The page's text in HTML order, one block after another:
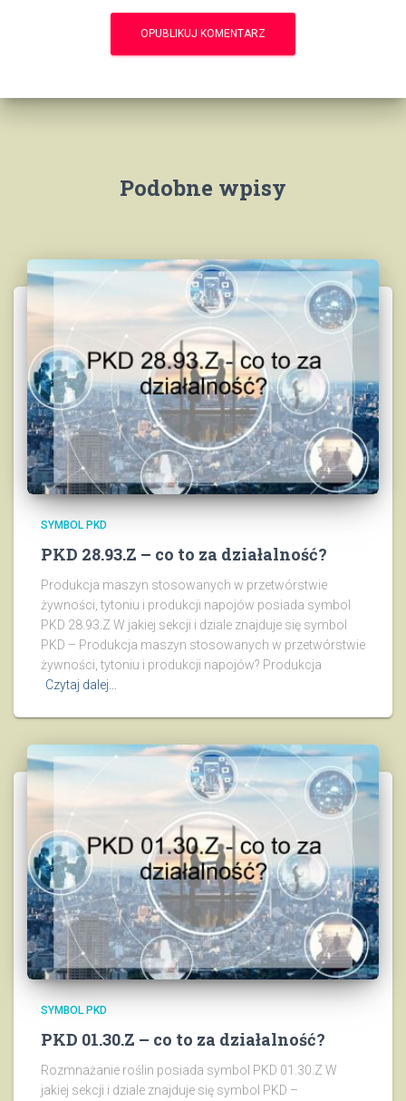
Podobne wpisy
SYMBOL PKD
PKD 28.93.Z – co to za działalność?
Produkcja maszyn stosowanych w przetwórstwie
żywności, tytoniu i produkcji napojów posiada symbol
PKD 28.93.Z W jakiej sekcji i dziale znajduje się symbol
PKD – Produkcja maszyn stosowanych w przetwórstwie
żywności, tytoniu i produkcji napojów? Produkcja
Czytaj dalej…
SYMBOL PKD
PKD 01.30.Z – co to za działalność?
Rozmnażanie roślin posiada symbol PKD 01.30.Z W
jakiej sekcji i dziale znajduje się symbol PKD –